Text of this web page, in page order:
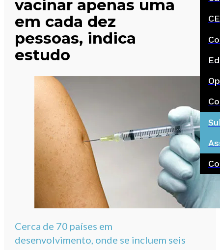
vacinar apenas uma
em cada dez
pessoas, indica
estudo
Cerca de 70 países em
desenvolvimento, onde se incluem seis